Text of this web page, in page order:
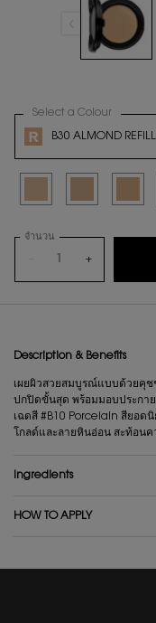
B30 ALMOND REFILL
Select a Colour for คุชชั่
จำนวน
+
Description & Benefits
เผยผิวสวยสมบูรณ์แบบด้วยคุช
ปกปิดขั้นสุด พร้อมมอบประกา
เฉดสี #B10 Porcelain สียอด
โกลด์และลายหินอ่อน สะท้อน
Ingredients
HOW TO APPLY